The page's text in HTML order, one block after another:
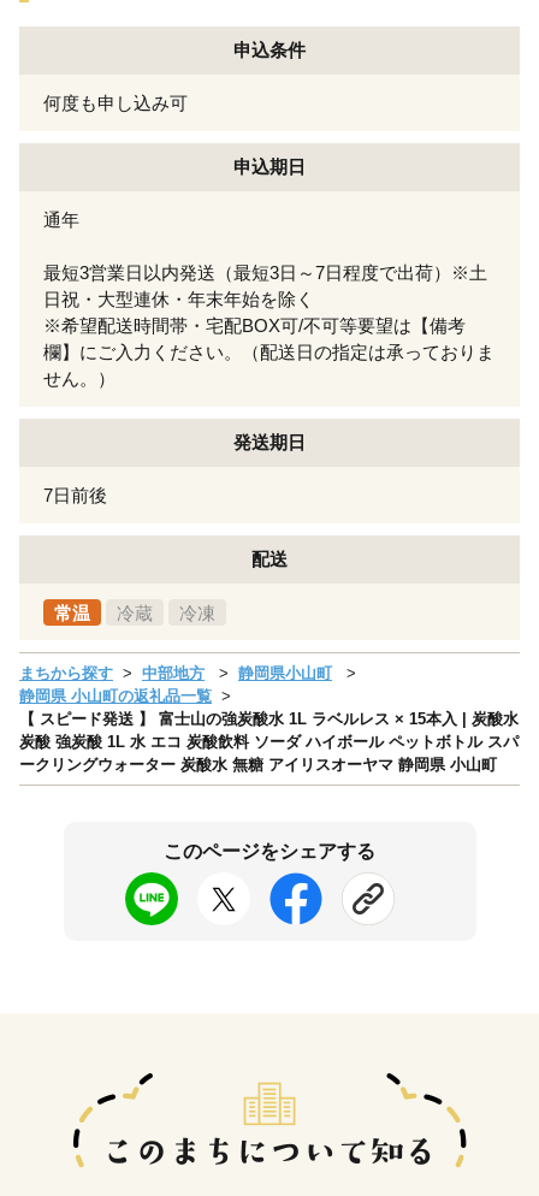
申込条件
何度も申し込み可
申込期日
通年
最短3営業日以内発送（最短3日～7日程度で出荷）※土
日祝・大型連休・年末年始を除く
※希望配送時間帯・宅配BOX可/不可等要望は【備考
欄】にご入力ください。（配送日の指定は承っておりま
せん。）
発送期日
7日前後
配送
常温 冷蔵 冷凍
まちから探す 中部地方
静岡県小山町
静岡県 小山町の返礼品一覧
【 スピード発送 】 富士山の強炭酸水 1L ラベルレス × 15本入 | 炭酸水
炭酸 強炭酸 1L 水 エコ 炭酸飲料 ソーダ ハイボール ペットボトル スパ
ークリングウォーター 炭酸水 無糖 アイリスオーヤマ 静岡県 小山町
このページをシェアする